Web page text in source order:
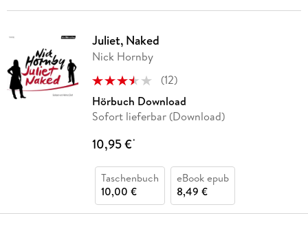
Juliet, Naked
Nick Hornby
(12)
Hörbuch Download
Sofort lieferbar (Download)
10,95 €*
Taschenbuch
10,00 €
eBook epub
8,49 €